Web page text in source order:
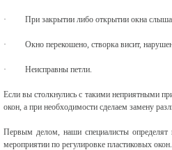
· При закрытии либо открытии окна
· Окно перекошено, створка висит,
· Неисправны петли.
Если вы столкнулись с такими неприятными
окон, а при необходимости сделаем замену
Первым делом, наши специалисты определят
мероприятии по регулировке пластиковых окон.